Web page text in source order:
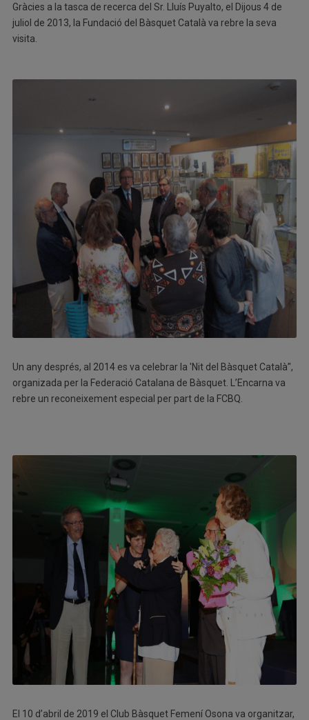
Gràcies a la tasca de recerca del Sr. Lluís Puyalto, el Dijous 4 de
juliol de 2013, la Fundació del Bàsquet Català va rebre la seva
visita.
Un any després, al 2014 es va celebrar la 'Nit del Bàsquet Català’',
organizada per la Federació Catalana de Bàsquet. L’Encarna va
rebre un reconeixement especial per part de la FCBQ.
El 10 d’abril de 2019 el Club Bàsquet Femení Osona va organitzar,